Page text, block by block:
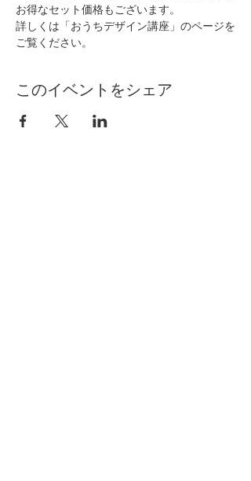
お得なセット価格もございます。
詳しくは「おうちデザイン講座」のページを
ご覧ください。
このイベントをシェア